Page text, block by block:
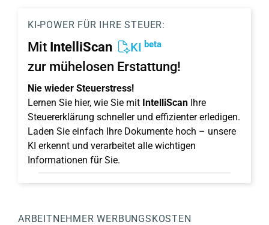
KI-POWER FÜR IHRE STEUER:
Mit IntelliScan KI beta
zur mühelosen Erstattung!
Nie wieder Steuerstress!
Lernen Sie hier, wie Sie mit IntelliScan Ihre
Steuererklärung schneller und effizienter erledigen.
Laden Sie einfach Ihre Dokumente hoch – unsere
KI erkennt und verarbeitet alle wichtigen
Informationen für Sie.
ARBEITNEHMER WERBUNGSKOSTEN